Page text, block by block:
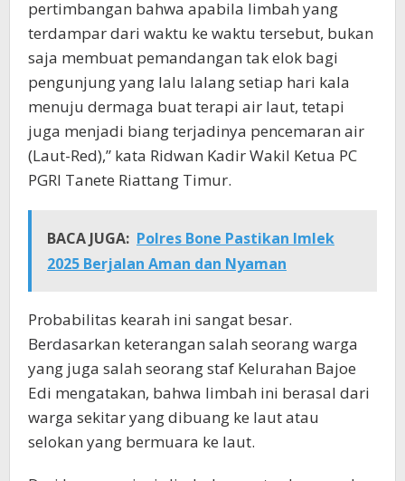
pertimbangan bahwa apabila limbah yang
terdampar dari waktu ke waktu tersebut, bukan
saja membuat pemandangan tak elok bagi
pengunjung yang lalu lalang setiap hari kala
menuju dermaga buat terapi air laut, tetapi
juga menjadi biang terjadinya pencemaran air
(Laut-Red),” kata Ridwan Kadir Wakil Ketua PC
PGRI Tanete Riattang Timur.
BACA JUGA: Polres Bone Pastikan Imlek
2025 Berjalan Aman dan Nyaman
Probabilitas kearah ini sangat besar.
Berdasarkan keterangan salah seorang warga
yang juga salah seorang staf Kelurahan Bajoe
Edi mengatakan, bahwa limbah ini berasal dari
warga sekitar yang dibuang ke laut atau
selokan yang bermuara ke laut.